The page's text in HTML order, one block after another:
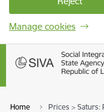
Manage cookies
Home Prices > Saturs: